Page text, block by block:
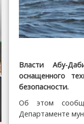
Власти Абу-
оснащенного
безопасности.
Об этом
Департаменте